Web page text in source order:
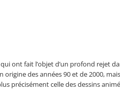
ont fait l’objet d’un profond rejet
des années 90 et de 2000,
précisément celle des dessins